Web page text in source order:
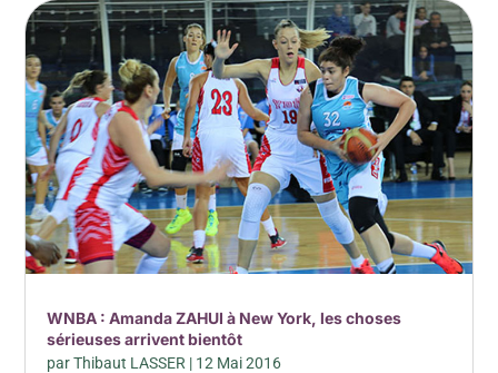
WNBA : Amanda ZAHUI à New York, les choses
sérieuses arrivent bientôt
parThibaut LASSER | 12 Mai 2016